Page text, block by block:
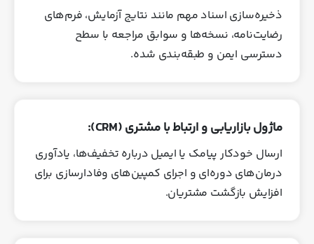
ذخیره‌سازی اسناد مهم مانند نتایج آزمایش، فرم‌های
رضایت‌نامه، نسخه‌ها و سوابق مراجعه با سطح
دسترسی ایمن و طبقه‌بندی‌ شده.
ماژول بازاریابی و ارتباط با مشتری (CRM):
ارسال خودکار پیامک یا ایمیل درباره تخفیف‌ها، یادآوری
درمان‌های دوره‌ای و اجرای کمپین‌های وفادارسازی برای
افزایش بازگشت مشتریان.